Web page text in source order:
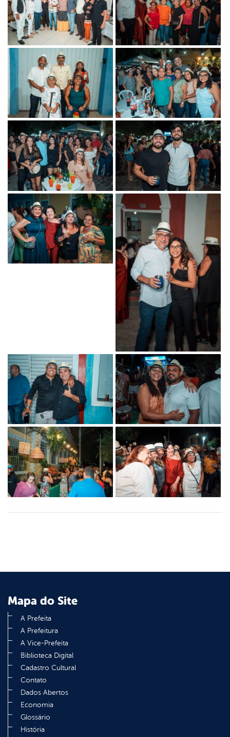
Mapa do Site
A Prefeita
A Prefeitura
A Vice-Prefeita
Biblioteca Digital
Cadastro Cultural
Contato
Dados Abertos
Economia
Glossário
História